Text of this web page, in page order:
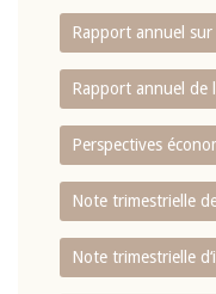
Rapport annuel
Rapport annuel de
Perspectives
Note trimestrielle
Note trimestrielle